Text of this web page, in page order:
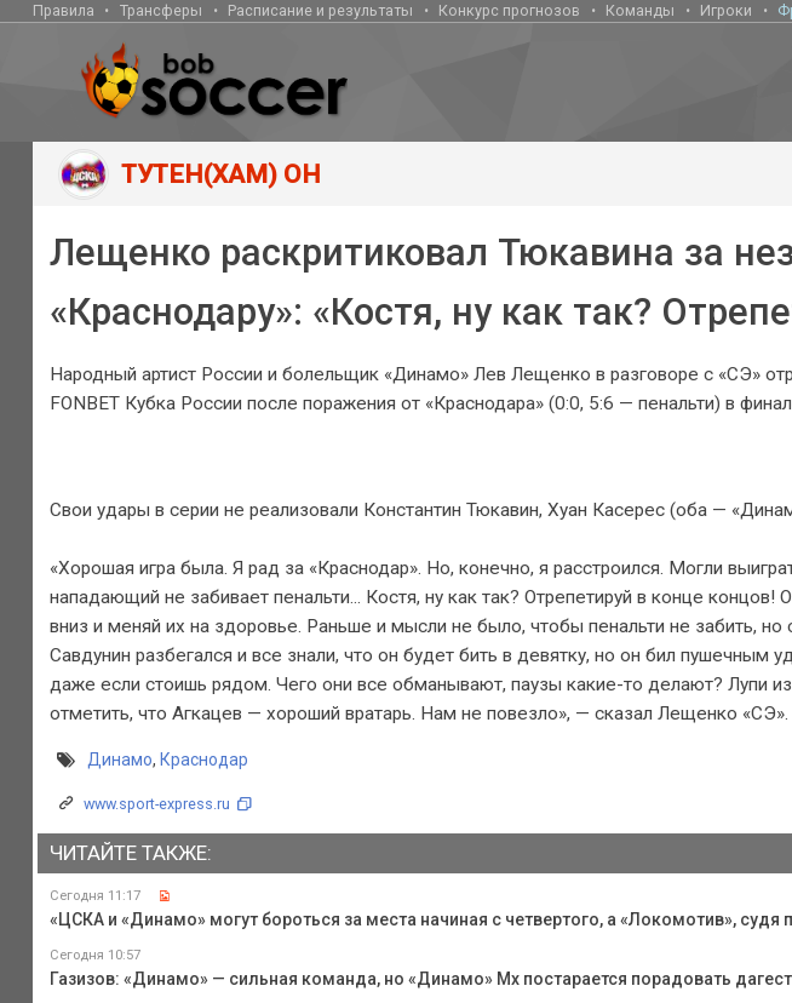
Правила Трансферы Расписание и результаты Конкурс прогнозов Команды Игроки
ТУТЕН(ХАМ) ОН
Лещенко раскритиковал Тюкавина за
«Краснодару»: «Костя, ну как так?
Народный артист России и болельщик «Динамо» Лев Лещенко в разговоре с «СЭ»
FONBET Кубка России после поражения от «Краснодара» (0:0, 5:6 — пенальти) в
Свои удары в серии не реализовали Константин Тюкавин, Хуан Касерес (оба —
«Хорошая игра была. Я рад за «Краснодар». Но, конечно, я расстроился. Могли
нападающий не забивает пенальти... Костя, ну как так? Отрепетируй в конце концов!
вниз и меняй их на здоровье. Раньше и мысли не было, чтобы пенальти не забить, но
Савдунин разбегался и все знали, что он будет бить в девятку, но он бил пушечным
даже если стоишь рядом. Чего они все обманывают, паузы какие-то делают? Лупи
отметить, что Агкацев — хороший вратарь. Нам не повезло», — сказал Лещенко «СЭ».
Динамо, Краснодар
www.sport-express.ru
ЧИТАЙТЕ ТАКЖЕ:
Сегодня 11:17
«ЦСКА и «Динамо» могут бороться за места начиная с четвертого, а «Локомотив»,
Сегодня 10:57
Газизов: «Динамо» — сильная команда, но «Динамо» Мх постарается порадовать